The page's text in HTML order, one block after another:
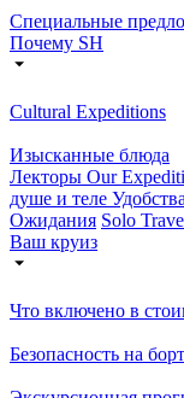
Специальные
Почему SH
Cultural Expeditions
Изысканные блюда
Лекторы Our
душе и теле
Ожидания Solo
Ваш круиз
Что включено в
Безопасность на